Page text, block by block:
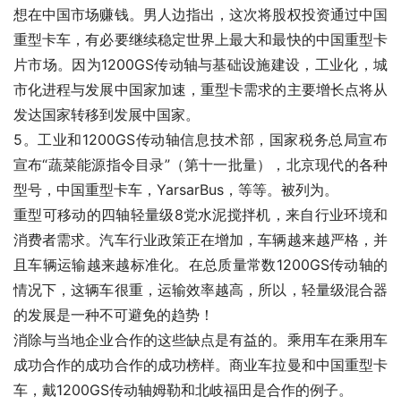
想在中国市场赚钱。男人边指出，这次将股权投资通过中国
重型卡车，有必要继续稳定世界上最大和最快的中国重型卡
片市场。因为1200GS传动轴与基础设施建设，工业化，城
市化进程与发展中国家加速，重型卡需求的主要增长点将从
发达国家转移到发展中国家。
5。工业和1200GS传动轴信息技术部，国家税务总局宣布
宣布“蔬菜能源指令目录”（第十一批量），北京现代的各种
型号，中国重型卡车，YarsarBus，等等。被列为。
重型可移动的四轴轻量级8党水泥搅拌机，来自行业环境和
消费者需求。汽车行业政策正在增加，车辆越来越严格，并
且车辆运输越来越标准化。在总质量常数1200GS传动轴的
情况下，这辆车很重，运输效率越高，所以，轻量级混合器
的发展是一种不可避免的趋势！
消除与当地企业合作的这些缺点是有益的。乘用车在乘用车
成功合作的成功合作的成功榜样。商业车拉曼和中国重型卡
车，戴1200GS传动轴姆勒和北岐福田是合作的例子。